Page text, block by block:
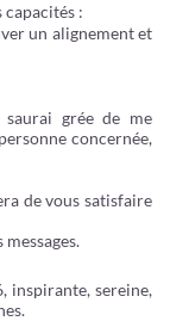
capacités :
un alignement et
grée de me
concernée,
de vous satisfaire
inspirante, sereine,